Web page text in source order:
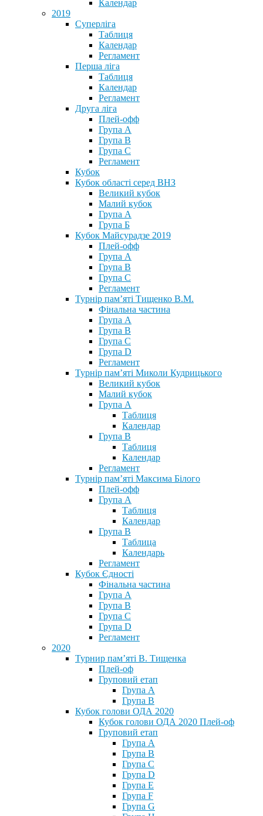
Календар
2019
Суперліга
Таблиця
Календар
Регламент
Перша ліга
Таблиця
Календар
Регламент
Друга ліга
Плей-офф
Група А
Група В
Група С
Регламент
Кубок
Кубок області серед ВНЗ
Великий кубок
Малий кубок
Група А
Група Б
Кубок Майсурадзе 2019
Плей-офф
Група А
Група В
Група С
Регламент
Турнір пам’яті Тищенко В.М.
Фінальна частина
Група А
Група В
Група С
Група D
Регламент
Турнір пам’яті Миколи Кудрицького
Великий кубок
Малий кубок
Група А
Таблиця
Календар
Група В
Таблиця
Календар
Регламент
Турнір пам’яті Максима Білого
Плей-офф
Група А
Таблиця
Календар
Група В
Таблица
Календарь
Регламент
Кубок Єдності
Фінальна частина
Група А
Група В
Група С
Група D
Регламент
2020
Турнир пам’яті В. Тищенка
Плей-оф
Груповий етап
Група А
Група В
Кубок голови ОДА 2020
Кубок голови ОДА 2020 Плей-оф
Груповий етап
Група A
Група B
Група C
Група D
Група E
Група F
Група G